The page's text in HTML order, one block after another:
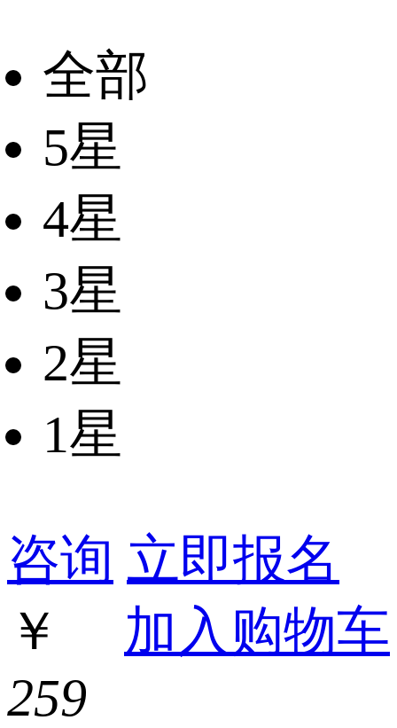
全部
5星
4星
3星
2星
1星
咨询 立即报名
加入购物车
￥
259